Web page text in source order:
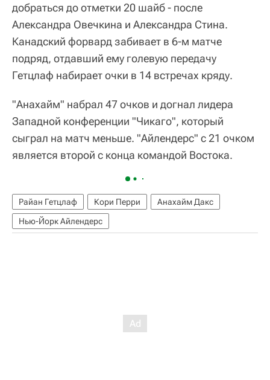
добраться до отметки 20 шайб - после
Александра Овечкина и Александра Стина.
Канадский форвард забивает в 6-м матче
подряд, отдавший ему голевую передачу
Гетцлаф набирает очки в 14 встречах кряду.
"Анахайм" набрал 47 очков и догнал лидера
Западной конференции "Чикаго", который
сыграл на матч меньше. "Айлендерс" с 21 очком
является второй с конца командой Востока.
Райан Гетцлаф Кори Перри
Анахайм Дакс
Нью-Йорк Айлендерс